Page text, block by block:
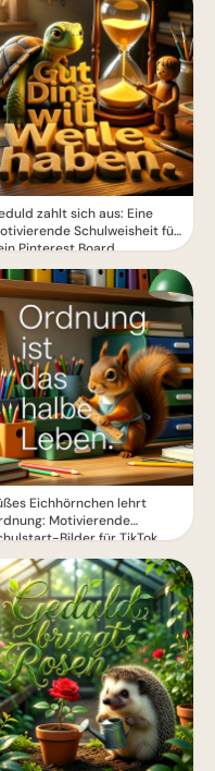
zahlt sich aus: Eine
Schulweisheit für
Pinterest Board
Eichhörnchen lehrt
Motivierende
Bilder für TikTok